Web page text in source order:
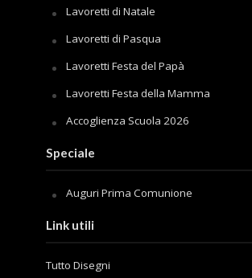
Lavoretti di Natale
Lavoretti di Pasqua
Lavoretti Festa del Papà
Lavoretti Festa della Mamma
Accoglienza Scuola 2026
Speciale
Auguri Prima Comunione
Link utili
Tutto Disegni